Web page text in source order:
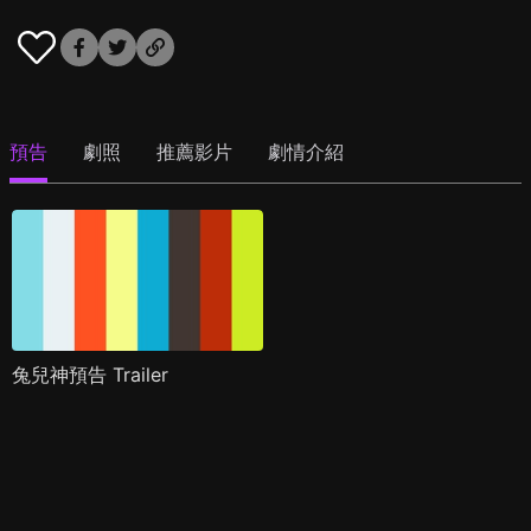
預告 劇照 推薦影片 劇情介紹
兔兒神預告 Trailer